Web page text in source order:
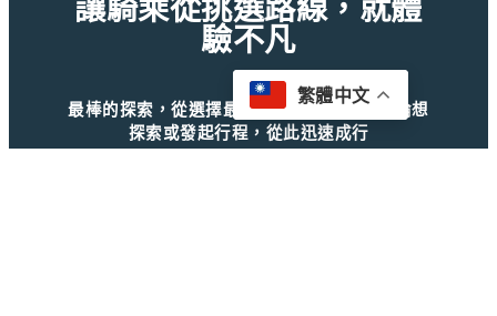
讓騎乘從挑選路線，就體
驗不凡
最棒的探索，從選擇最適合自己的開始！無論想
探索或發起行程，從此迅速成行
繁體中文